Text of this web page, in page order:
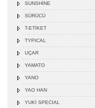
SUNSHİNE
SÜRÜCÜ
T-ETİKET
TYPICAL
UÇAR
YAMATO
YANO
YAO HAN
YUKİ SPECIAL